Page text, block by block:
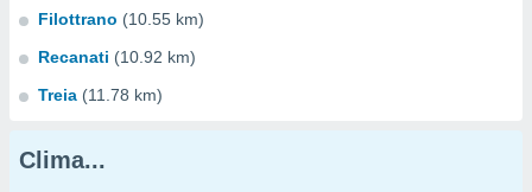
Filottrano (10.55 km)
Recanati (10.92 km)
Treia (11.78 km)
Clima...